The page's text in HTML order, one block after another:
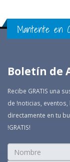
Mantente en
Boletín de
Recibe GRATIS una
de !noticias,
directamente en tu
!GRATIS!